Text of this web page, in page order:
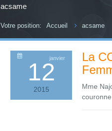
acsame
Votre position: Accueil acsame
12janvier
2015
La
Mme